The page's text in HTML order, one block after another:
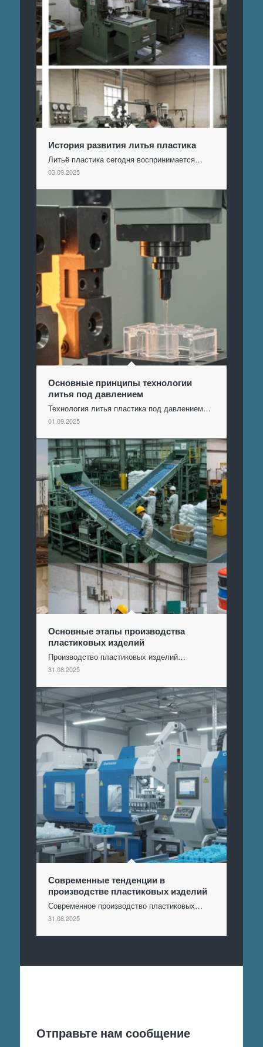
История развития литья пластика
Литьё пластика сегодня воспринимается…
03.09.2025
Основные принципы технологии
литья под давлением
Технология литья пластика под давлением…
01.09.2025
Основные этапы производства
пластиковых изделий
Производство пластиковых изделий…
31.08.2025
Современные тенденции в
производстве пластиковых изделий
Современное производство пластиковых…
31.08.2025
Отправьте нам сообщение